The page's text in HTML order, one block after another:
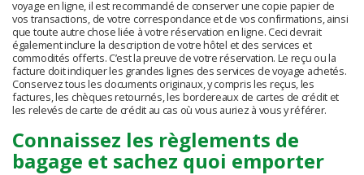
voyage en ligne, il est recommandé de conserver une copie papier de
vos transactions, de votre correspondance et de vos confirmations, ainsi
que toute autre chose liée à votre réservation en ligne. Ceci devrait
également inclure la description de votre hôtel et des services et
commodités offerts. C’est la preuve de votre réservation. Le reçu ou la
facture doit indiquer les grandes lignes des services de voyage achetés.
Conservez tous les documents originaux, y compris les reçus, les
factures, les chèques retournés, les bordereaux de cartes de crédit et
les relevés de carte de crédit au cas où vous auriez à vous y référer.
Connaissez les règlements de
bagage et sachez quoi emporter